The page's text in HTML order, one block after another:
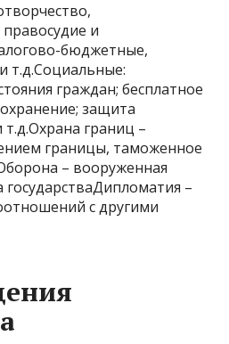
и
бюджетные,
т.д.Социальные:
граждан; бесплатное
защита
границ –
границы, таможенное
– вооруженная
–
с другими